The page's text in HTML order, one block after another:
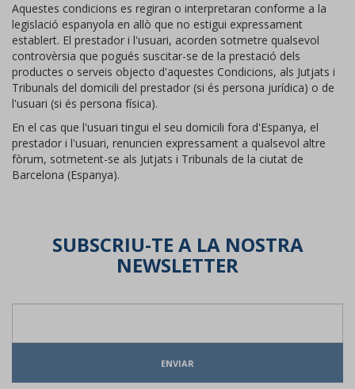
Aquestes condicions es regiran o interpretaran conforme a la
legislació espanyola en allò que no estigui expressament
establert. El prestador i l'usuari, acorden sotmetre qualsevol
controvèrsia que pogués suscitar-se de la prestació dels
productes o serveis objecto d'aquestes Condicions, als Jutjats i
Tribunals del domicili del prestador (si és persona jurídica) o de
l'usuari (si és persona física).
En el cas que l'usuari tingui el seu domicili fora d'Espanya, el
prestador i l'usuari, renuncien expressament a qualsevol altre
fòrum, sotmetent-se als Jutjats i Tribunals de la ciutat de
Barcelona (Espanya).
SUBSCRIU-TE A LA NOSTRA
NEWSLETTER
ENVIAR